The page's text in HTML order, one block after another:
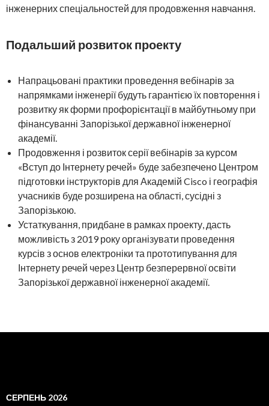
інженерних спеціальностей для продовження навчання.
Подальший розвиток проекту
Напрацьовані практики проведення вебінарів за
напрямками інженерії будуть гарантією їх повторення і
розвитку як форми профорієнтації в майбутньому при
фінансуванні Запорізької державної інженерної
академії.
Продовження і розвиток серії вебінарів за курсом
«Вступ до Інтернету речей» буде забезпечено Центром
підготовки інструкторів для Академій Cisco і географія
учасників буде розширена на області, сусідні з
Запорізькою.
Устаткування, придбане в рамках проекту, дасть
можливість з 2019 року організувати проведення
курсів з основ електроніки та прототипування для
Інтернету речей через Центр безперервної освіти
Запорізької державної інженерної академії.
СЕРПЕНЬ 2026